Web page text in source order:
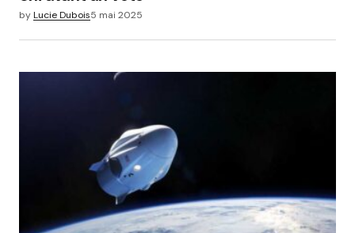
byLucie Dubois5 mai 2025